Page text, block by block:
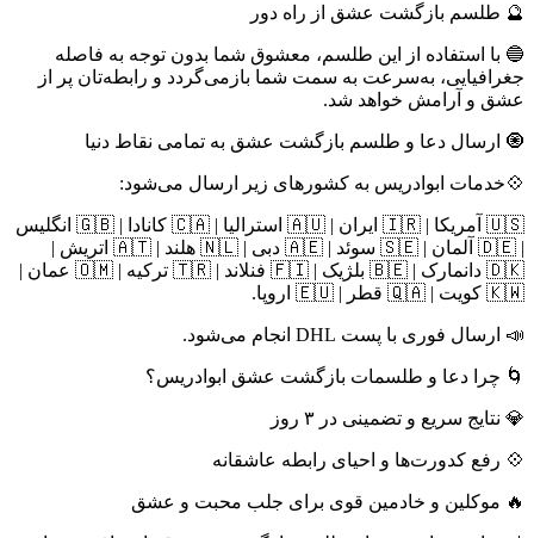
🔮 طلسم بازگشت عشق از راه دور
🔵 با استفاده از این طلسم، معشوق شما بدون توجه به فاصله
جغرافیایی، به‌سرعت به سمت شما بازمی‌گردد و رابطه‌تان پر از
عشق و آرامش خواهد شد.
🧿 ارسال دعا و طلسم بازگشت عشق به تمامی نقاط دنیا
💠خدمات ابوادریس به کشورهای زیر ارسال می‌شود:
🇺🇸 آمریکا | 🇮🇷 ایران | 🇦🇺 استرالیا | 🇨🇦 کانادا | 🇬🇧 انگلیس
| 🇩🇪 آلمان | 🇸🇪 سوئد | 🇦🇪 دبی | 🇳🇱 هلند | 🇦🇹 اتریش |
🇩🇰 دانمارک | 🇧🇪 بلژیک | 🇫🇮 فنلاند | 🇹🇷 ترکیه | 🇴🇲 عمان |
🇰🇼 کویت | 🇶🇦 قطر | 🇪🇺 اروپا.
📣 ارسال فوری با پست DHL انجام می‌شود.
🌀 چرا دعا و طلسمات بازگشت عشق ابوادریس؟
💎 نتایج سریع و تضمینی در ۳ روز
💠 رفع کدورت‌ها و احیای رابطه عاشقانه
🔥 موکلین و خادمین قوی برای جلب محبت و عشق